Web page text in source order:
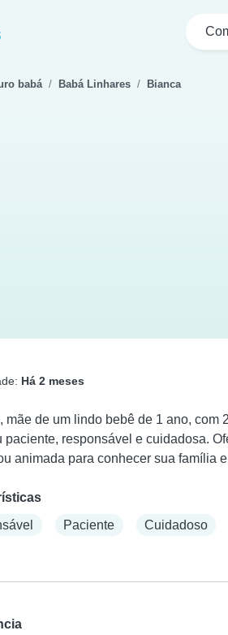
babá Babá Linhares Bianca
Há 2 meses
mãe de um lindo bebê de 1 ano,
paciente, responsável e cuidadosa.
animada para conhecer sua família
Paciente Cuidadoso